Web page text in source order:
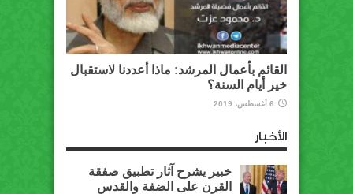
القائم بأعمال المرشد: ماذا أعددنا لاستقبال
خير أيام السنة؟
6 أغسطس، 2019
الأخبار
خبير يشرح آثار تطبيق صفقة
القرن على الضفة والقدس